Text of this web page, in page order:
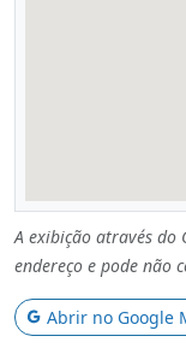
A exibição através do
endereço e pode não
Abrir no Google